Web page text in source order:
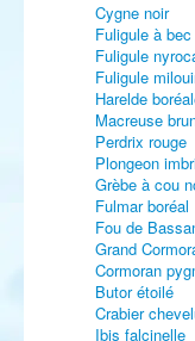
Cygne noir
Fuligule à
Fuligule
Fuligule
Harelde
Macreuse
Perdrix rouge
Plongeon
Grèbe à cou
Fulmar boréal
Fou de
Grand
Cormoran
Butor étoilé
Crabier
Ibis falcinelle